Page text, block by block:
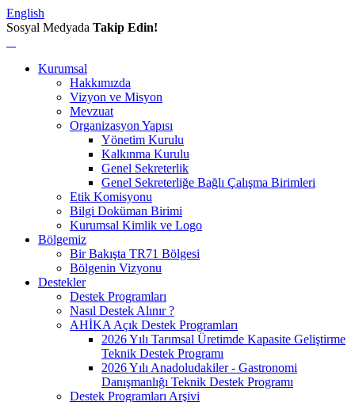
English
Sosyal Medyada Takip Edin!
Kurumsal
Hakkımızda
Vizyon ve Misyon
Mevzuat
Organizasyon Yapısı
Yönetim Kurulu
Kalkınma Kurulu
Genel Sekreterlik
Genel Sekreterliğe Bağlı Çalışma Birimleri
Etik Komisyonu
Bilgi Doküman Birimi
Kurumsal Kimlik ve Logo
Bölgemiz
Bir Bakışta TR71 Bölgesi
Bölgenin Vizyonu
Destekler
Destek Programları
Nasıl Destek Alınır ?
AHİKA Açık Destek Programları
2026 Yılı Tarımsal Üretimde Kapasite Geliştirme
Teknik Destek Programı
2026 Yılı Anadoludakiler - Gastronomi
Danışmanlığı Teknik Destek Programı
Destek Programları Arşivi